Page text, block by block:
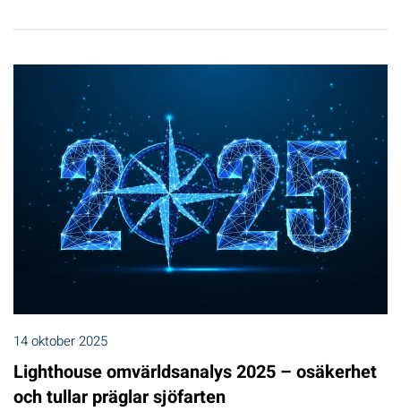
14 oktober 2025
Lighthouse omvärldsanalys 2025 – osäkerhet
och tullar präglar sjöfarten